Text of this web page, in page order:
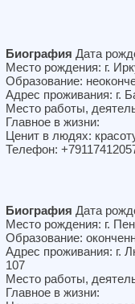
Биография Дата
Место рождения: г.
Образование:
Адрес проживания: г.
Место работы,
Главное в жизни:
Ценит в людях:
Телефон:
Биография Дата
Место рождения: г.
Образование:
Адрес проживания: г.
107
Место работы,
Главное в жизни: